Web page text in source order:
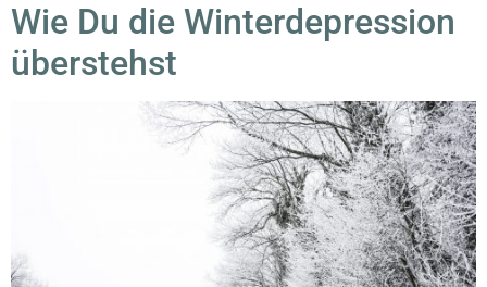
Wie Du die Winterdepression
überstehst